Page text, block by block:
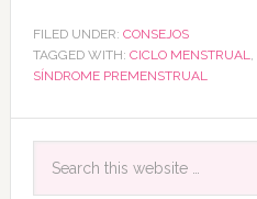
FILED UNDER: CONSEJOS
TAGGED WITH: CICLO MENSTRUAL,
SÍNDROME PREMENSTRUAL